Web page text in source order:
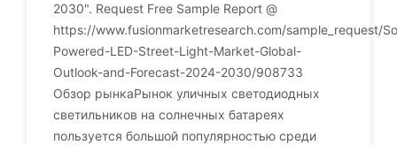
2030". Request Free Sample Report @
https://www.fusionmarketresearch.com/sample_request/
Powered-LED-Street-Light-Market-Global-
Outlook-and-Forecast-2024-2030/908733
Обзор рынкаРынок уличных светодиодных
светильников на солнечных батареях
пользуется большой популярностью среди